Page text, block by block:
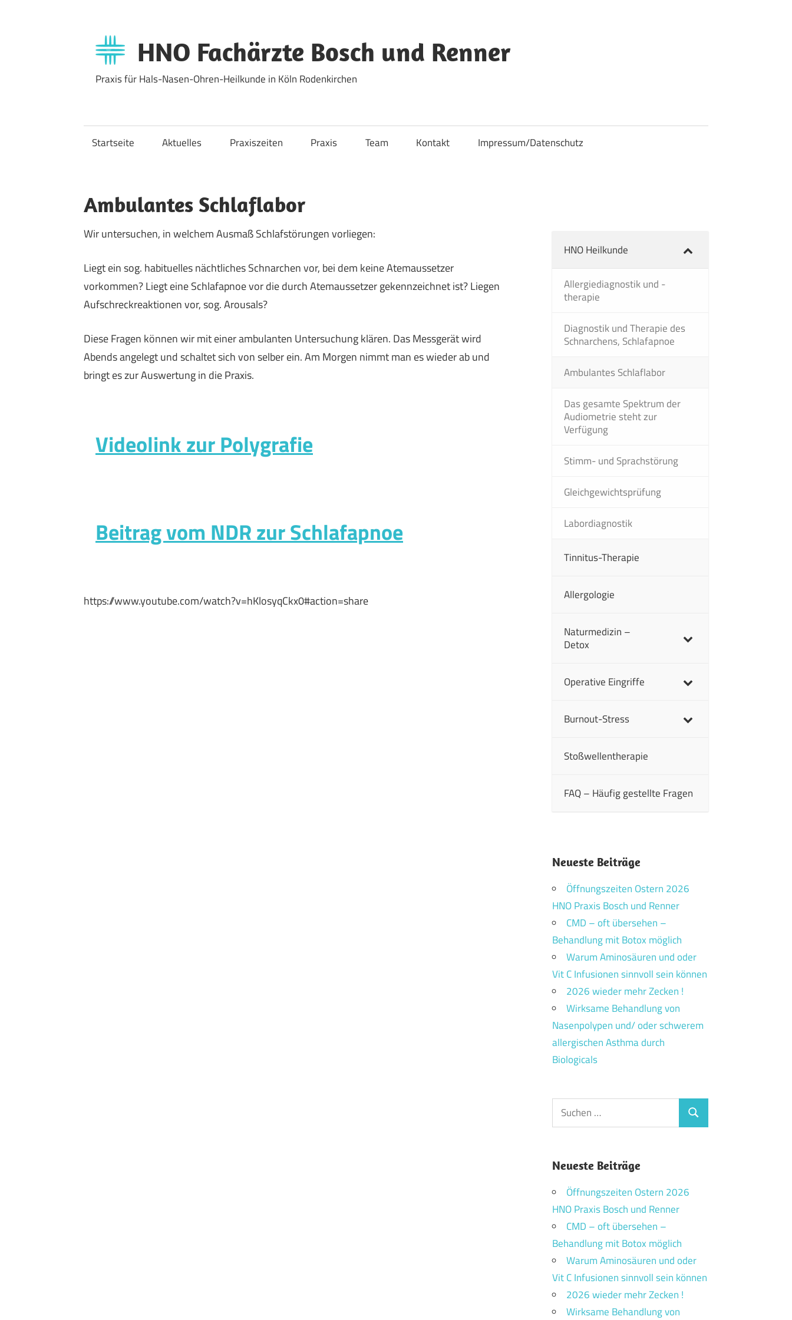
springen
HNO Fachärzte Bosch und Renner
Praxis für Hals-Nasen-Ohren-Heilkunde in Köln Rodenkirchen
Startseite Aktuelles Praxiszeiten Praxis Team Kontakt Impressum/Datenschutz
Ambulantes Schlaflabor
Wir untersuchen, in welchem Ausmaß Schlafstörungen vorliegen:
Liegt ein sog. habituelles nächtliches Schnarchen vor, bei dem keine Atemaussetzer
vorkommen? Liegt eine Schlafapnoe vor die durch Atemaussetzer gekennzeichnet ist? Liegen
Aufschreckreaktionen vor, sog. Arousals?
Diese Fragen können wir mit einer ambulanten Untersuchung klären. Das Messgerät wird
Abends angelegt und schaltet sich von selber ein. Am Morgen nimmt man es wieder ab und
bringt es zur Auswertung in die Praxis.
Videolink zur Polygrafie
Beitrag vom NDR zur Schlafapnoe
https://www.youtube.com/watch?v=hKlosyqCkx0#action=share
HNO Heilkunde
Allergiediagnostik und -
therapie
Diagnostik und Therapie des
Schnarchens, Schlafapnoe
Ambulantes Schlaflabor
Das gesamte Spektrum der
Audiometrie steht zur
Verfügung
Stimm- und Sprachstörung
Gleichgewichtsprüfung
Labordiagnostik
Tinnitus-Therapie
Allergologie
Naturmedizin –
Detox
Operative Eingriffe
Burnout-Stress
Stoßwellentherapie
FAQ – Häufig gestellte Fragen
Neueste Beiträge
Öffnungszeiten Ostern 2026
HNO Praxis Bosch und Renner
CMD – oft übersehen –
Behandlung mit Botox möglich
Warum Aminosäuren und oder
Vit C Infusionen sinnvoll sein können
2026 wieder mehr Zecken !
Wirksame Behandlung von
Nasenpolypen und/ oder schwerem
allergischen Asthma durch
Biologicals
Suchen
nach:
Suchen
Neueste Beiträge
Öffnungszeiten Ostern 2026
HNO Praxis Bosch und Renner
CMD – oft übersehen –
Behandlung mit Botox möglich
Warum Aminosäuren und oder
Vit C Infusionen sinnvoll sein können
2026 wieder mehr Zecken !
Wirksame Behandlung von